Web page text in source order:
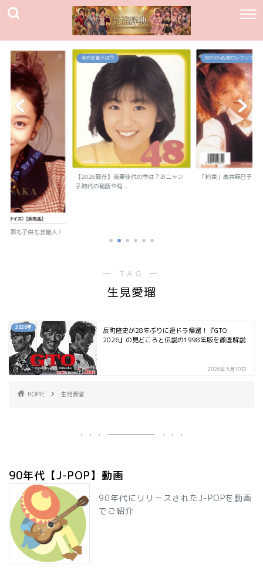
旦那も子供も芸能人！
あの芸能人は今
【2026現在】我妻佳代の今は？おニャン
子時代の秘話や有...
80`90's名曲セレクション
「約束」高井麻巳子
― TAG ―
生見愛瑠
2026年
反町隆史が28年ぶりに連ドラ帰還！『GTO
2026』の見どころと伝説の1998年版を徹底解説
2026年5月10日
HOME 生見愛瑠
90年代【J-POP】動画
90年代にリリースされたJ-POPを動画
でご紹介